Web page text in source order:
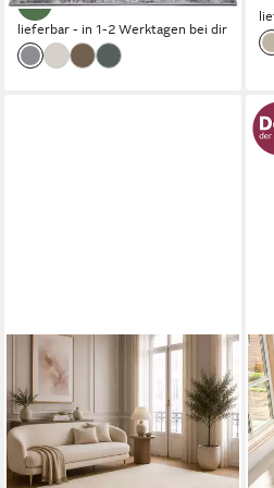
lieferbar - in 1-2 Werktagen bei dir